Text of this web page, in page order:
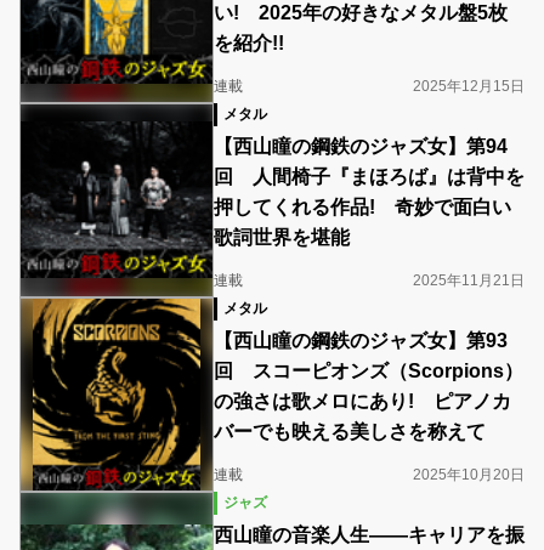
い! 2025年の好きなメタル盤5枚
を紹介!!
連載
2025年12月15日
メタル
【西山瞳の鋼鉄のジャズ女】第94
回 人間椅子『まほろば』は背中を
押してくれる作品! 奇妙で面白い
歌詞世界を堪能
連載
2025年11月21日
メタル
【西山瞳の鋼鉄のジャズ女】第93
回 スコーピオンズ（Scorpions）
の強さは歌メロにあり! ピアノカ
バーでも映える美しさを称えて
連載
2025年10月20日
ジャズ
西山瞳の音楽人生――キャリアを振